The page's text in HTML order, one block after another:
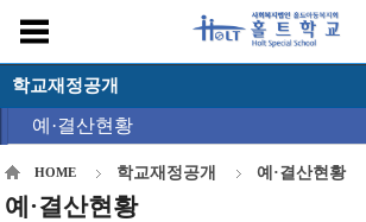
학교재정공개
예·결산현황
HOME 학교재정공개 예·결산현황
예·결산현황